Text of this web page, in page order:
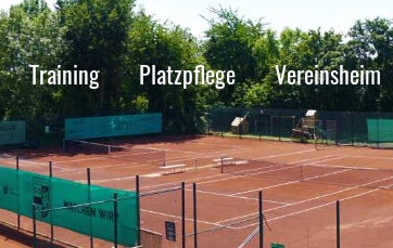
Training Platzpflege Vereinsheim